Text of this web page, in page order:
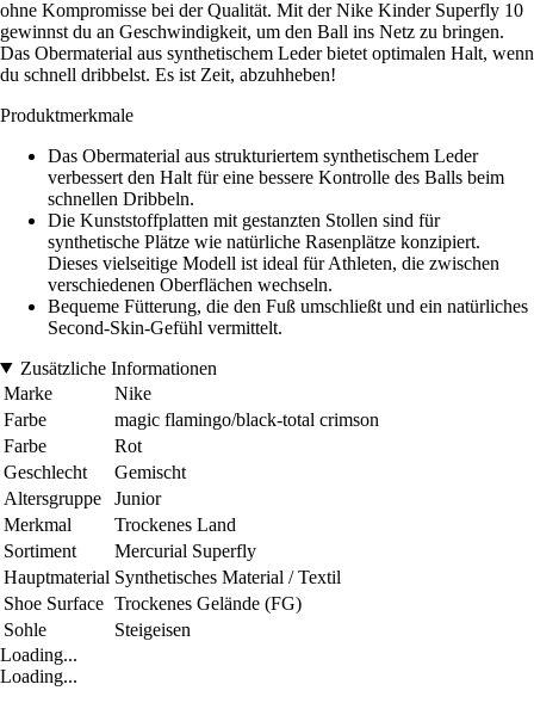
ohne Kompromisse bei der Qualität. Mit der Nike Kinder Superfly 10
gewinnst du an Geschwindigkeit, um den Ball ins Netz zu bringen.
Das Obermaterial aus synthetischem Leder bietet optimalen Halt, wenn
du schnell dribbelst. Es ist Zeit, abzuhheben!
Produktmerkmale
Das Obermaterial aus strukturiertem synthetischem Leder
verbessert den Halt für eine bessere Kontrolle des Balls beim
schnellen Dribbeln.
Die Kunststoffplatten mit gestanzten Stollen sind für
synthetische Plätze wie natürliche Rasenplätze konzipiert.
Dieses vielseitige Modell ist ideal für Athleten, die zwischen
verschiedenen Oberflächen wechseln.
Bequeme Fütterung, die den Fuß umschließt und ein natürliches
Second-Skin-Gefühl vermittelt.
Zusätzliche Informationen
Marke
Nike
Farbe
magic flamingo/black-total crimson
Farbe
Rot
Geschlecht
Gemischt
Altersgruppe
Junior
Merkmal
Trockenes Land
Sortiment
Mercurial Superfly
Hauptmaterial Synthetisches Material / Textil
Shoe Surface Trockenes Gelände (FG)
Sohle
Steigeisen
Loading...
Loading...